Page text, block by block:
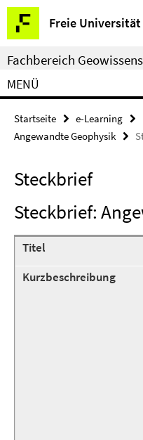
Springe
direkt
zu
Inhalt
Freie
Service-
Navigation
Fachbereich
MENÜ
Startseite e-Learning
Angewandte Geophysik
Steckbrief
Steckbrief:
Titel
Kurzbeschreibung